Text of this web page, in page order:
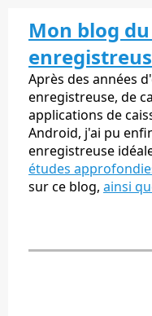
Mon blog
Après des années
enregistreuse, de
applications de
Android, j'ai pu
enregistreuse
études
sur ce blog, ainsi